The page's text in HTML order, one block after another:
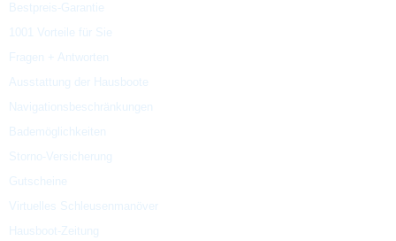
Bestpreis-Garantie
1001 Vorteile für Sie
Fragen + Antworten
Ausstattung der Hausboote
Navigationsbeschränkungen
Bademöglichkeiten
Storno-Versicherung
Gutscheine
Virtuelles Schleusenmanöver
Hausboot-Zeitung